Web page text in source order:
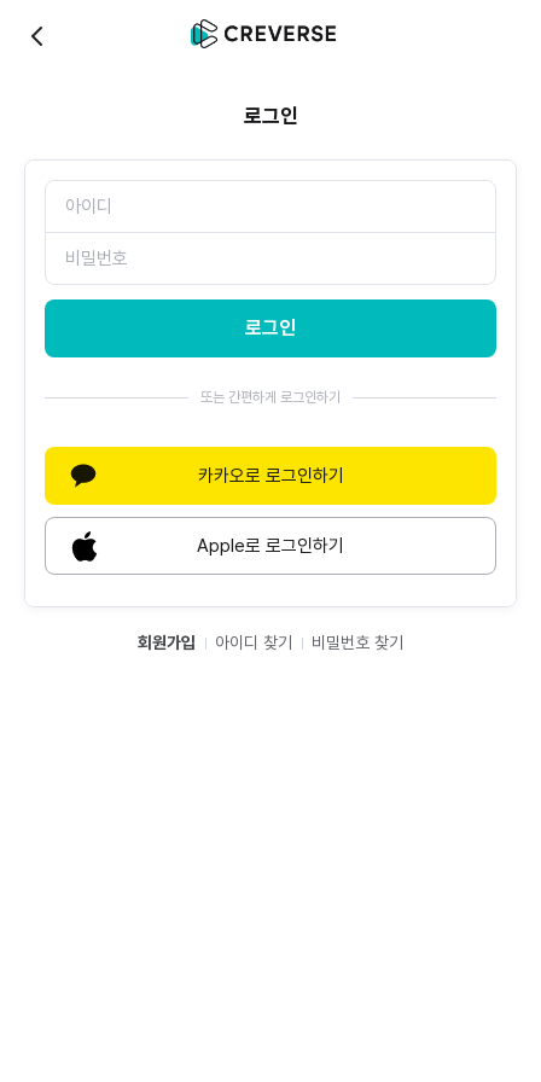
로그인
로그인
또는 간편하게 로그인하기
카카오로 로그인하기
Apple로 로그인하기
회원가입 아이디 찾기 비밀번호 찾기